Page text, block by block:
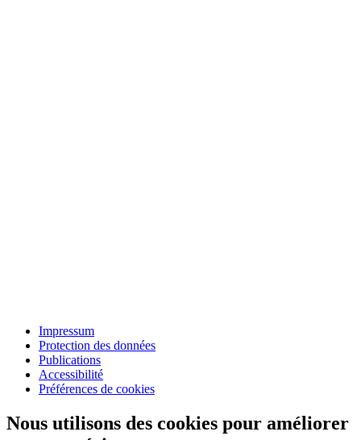
Impressum
Protection des données
Publications
Accessibilité
Préférences de cookies
Nous utilisons des cookies pour améliorer